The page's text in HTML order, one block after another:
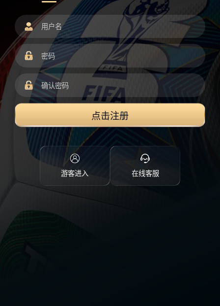
点击注册
游客进入 在线客服